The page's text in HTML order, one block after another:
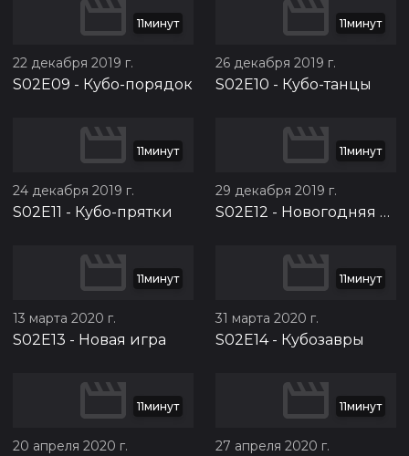
11минут
22 декабря 2019 г.
S02E09 - Кубо-порядок
11минут
26 декабря 2019 г.
S02E10 - Кубо-танцы
11минут
24 декабря 2019 г.
S02E11 - Кубо-прятки
11минут
29 декабря 2019 г.
S02E12 - Новогодняя история
11минут
13 марта 2020 г.
S02E13 - Новая игра
11минут
31 марта 2020 г.
S02E14- Кубозавры
11минут
20 апреля 2020 г.
11минут
27 апреля 2020 г.